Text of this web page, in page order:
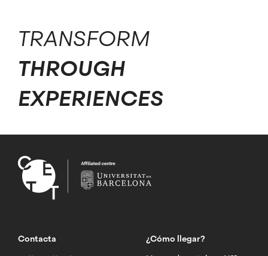
TRANSFORM
THROUGH
EXPERIENCES
Contacta
¿Cómo llegar?